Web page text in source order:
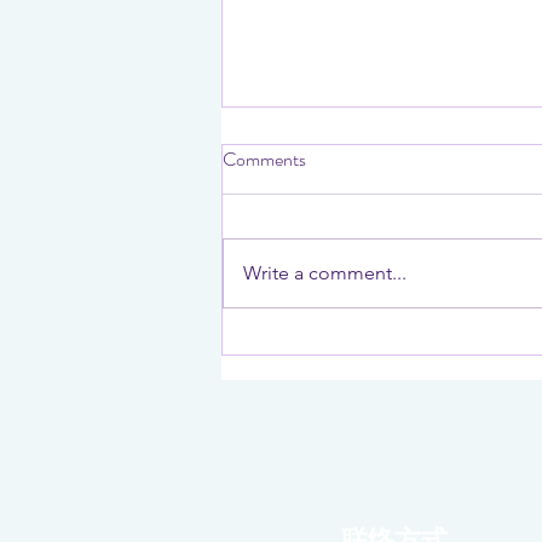
AMD RDNA 5 显卡或晚于
Comments
Write a comment...